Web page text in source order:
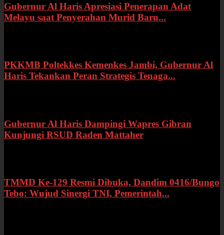
Gubernur Al Haris Apresiasi Penerapan Adat
Melayu saat Penyerahan Murid Baru...
PKKMB Poltekkes Kemenkes Jambi, Gubernur Al
Haris Tekankan Peran Strategis Tenaga...
Gubernur Al Haris Dampingi Wapres Gibran
Kunjungi RSUD Raden Mattaher
TMMD Ke-129 Resmi Dibuka, Dandim 0416/Bungo
Tebo: Wujud Sinergi TNI, Pemerintah...